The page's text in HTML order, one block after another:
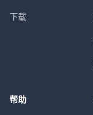
下载
帮助